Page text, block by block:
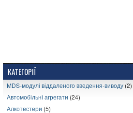
КАТЕГОРІЇ
MDS-модулі віддаленого введення-виводу (2)
Автомобільні агрегати (24)
Алкотестери (5)